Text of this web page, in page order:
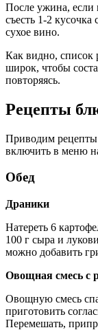
После ужина,
съесть 1-2
сухое вино.
Как видно, список
широк, чтобы
повторяясь.
Рецепты
Приводим
включить в меню
Обед
Драники
Натереть 6
100 г сыра и
можно добавить
Овощная смесь с
Овощную смесь
приготовить
Перемешать,